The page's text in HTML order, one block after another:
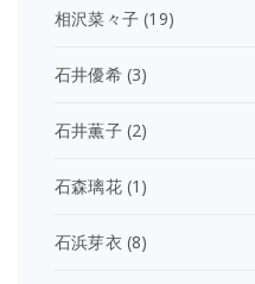
相沢菜々子 (19)
石井優希(3)
石井薫子(2)
石森璃花(1)
石浜芽衣 (8)